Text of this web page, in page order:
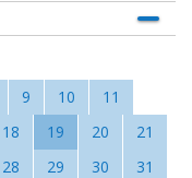
9 10
11
18 19 20
21
28 29 30
31